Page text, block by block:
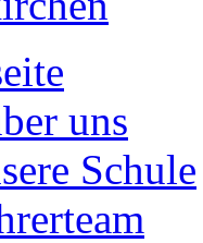
uns
Schule